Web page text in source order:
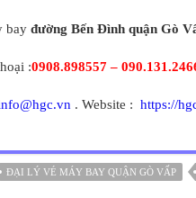
bay đường Bến Đình quận Gò
:0908.898557 –
. Website : https://
ĐẠI LÝ VÉ MÁY BAY QUẬN GÒ VẤP